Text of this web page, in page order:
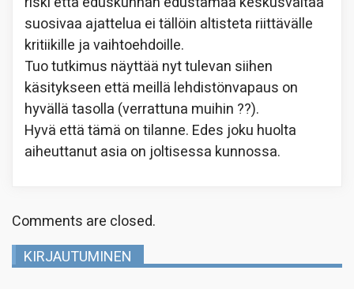
suosivaa ajattelua ei tällöin altisteta riittävälle
kritiikille ja vaihtoehdoille.
Tuo tutkimus näyttää nyt tulevan siihen
käsitykseen että meillä lehdistönvapaus on
hyvällä tasolla (verrattuna muihin ??).
Hyvä että tämä on tilanne. Edes joku huolta
aiheuttanut asia on joltisessa kunnossa.
Comments are closed.
KIRJAUTUMINEN